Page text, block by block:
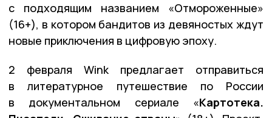
с подходящим названием «Отмороженные»
(16+), в котором бандитов из девяностых ждут
новые приключения в цифровую эпоху.
2 февраля Wink предлагает отправиться
в литературное путешествие по России
в документальном сериале «Картотека.